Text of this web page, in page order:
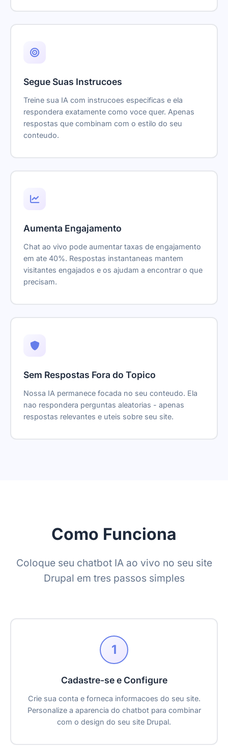
Segue Suas Instrucoes
Treine sua IA com instrucoes especificas e ela
respondera exatamente como voce quer. Apenas
respostas que combinam com o estilo do seu
conteudo.
Aumenta Engajamento
Chat ao vivo pode aumentar taxas de engajamento
em ate 40%. Respostas instantaneas mantem
visitantes engajados e os ajudam a encontrar o que
precisam.
Sem Respostas Fora do Topico
Nossa IA permanece focada no seu conteudo. Ela
nao respondera perguntas aleatorias - apenas
respostas relevantes e uteis sobre seu site.
Como Funciona
Coloque seu chatbot IA ao vivo no seu site
Drupal em tres passos simples
1
Cadastre-se e Configure
Crie sua conta e forneca informacoes do seu site.
Personalize a aparencia do chatbot para combinar
com o design do seu site Drupal.